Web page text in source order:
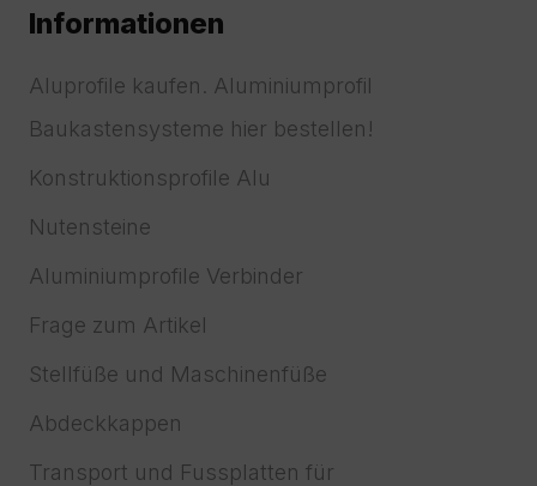
Informationen
Aluprofile kaufen. Aluminiumprofil
Baukastensysteme hier bestellen!
Konstruktionsprofile Alu
Nutensteine
Aluminiumprofile Verbinder
Frage zum Artikel
Stellfüße und Maschinenfüße
Abdeckkappen
Transport und Fussplatten für